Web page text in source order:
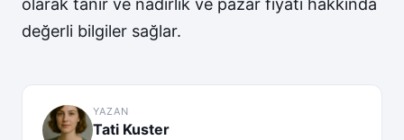
olarak tanır ve nadirlik ve pazar fiyatı hakkında
değerli bilgiler sağlar.
YAZAN
Tati Kuster